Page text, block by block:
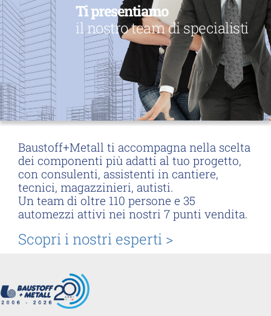
Ti presentiamo
il nostro team di specialisti
Baustoff+Metall ti accompagna nella scelta
dei componenti più adatti al tuo progetto,
con consulenti, assistenti in cantiere,
tecnici, magazzinieri, autisti.
Un team di oltre 110 persone e 35
automezzi attivi nei nostri 7 punti vendita.
Scopri i nostri esperti >